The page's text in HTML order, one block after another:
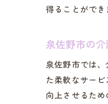
得ることがで
泉佐野市の
泉佐野市では
た柔軟なサー
向上させるた